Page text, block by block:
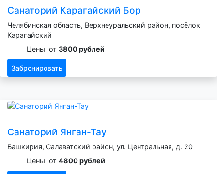
Санаторий Карагайский Бор
Челябинская область, Верхнеуральский район, посёлок
Карагайский
Цены: от 3800 рублей
Забронировать
Санаторий Янган-Тау
Башкирия, Салаватский район, ул. Центральная, д. 20
Цены: от 4800 рублей